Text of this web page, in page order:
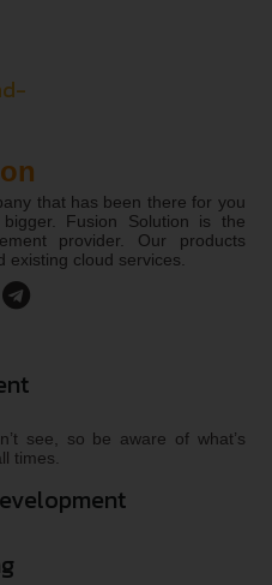
that has been there for you
Fusion Solution is the
provider. Our products
existing cloud services.
see, so be aware of what’s
times.